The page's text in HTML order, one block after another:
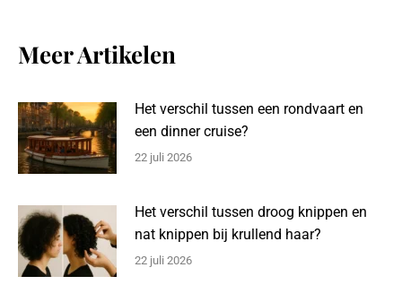
Meer Artikelen
Het verschil tussen een rondvaart en
een dinner cruise?
22 juli 2026
Het verschil tussen droog knippen en
nat knippen bij krullend haar?
22 juli 2026